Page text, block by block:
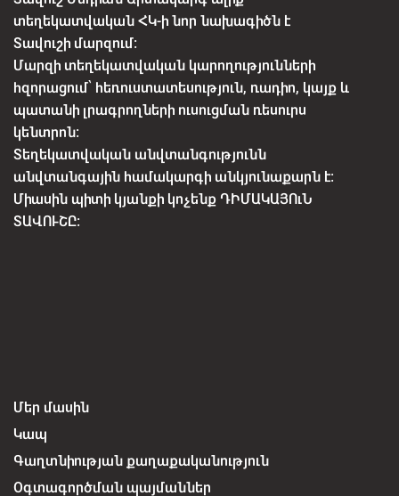
տեղեկատվական ՀԿ-ի նոր նախագիծն է
Տավուշի մարզում:
Մարզի տեղեկատվական կարողությունների
հզորացում՝ հեռուստատեսություն, ռադիո, կայք և
պատանի լրագրողների ուսուցման ռեսուրս
կենտրոն:
Տեղեկատվական անվտանգությունն
անվտանգային համակարգի անկյունաքարն է:
Միասին պիտի կյանքի կոչենք ԴԻՄԱԿԱՅՈւՆ
ՏԱՎՈՒՇԸ:
Մեր մասին
Կապ
Գաղտնիության քաղաքականություն
Օգտագործման պայմաններ